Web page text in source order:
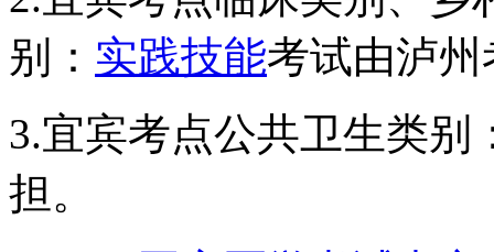
别： 实践技能考试由泸
3.宜宾考点公共卫生类别
担。